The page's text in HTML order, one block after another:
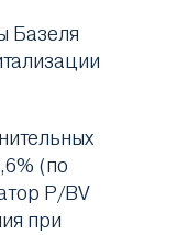
Базеля
(по
P/BV
при